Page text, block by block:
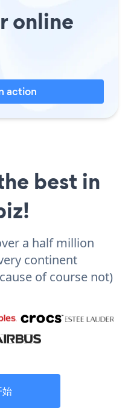
online
action
best in
a half million
continent
of course not)
始